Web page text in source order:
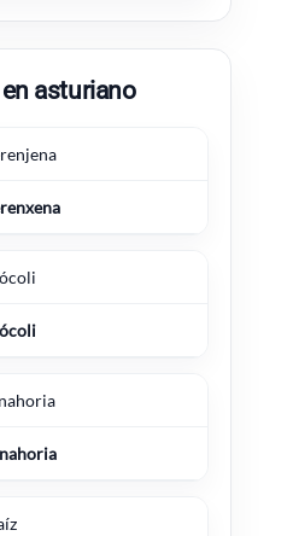
asturiano
Información extra